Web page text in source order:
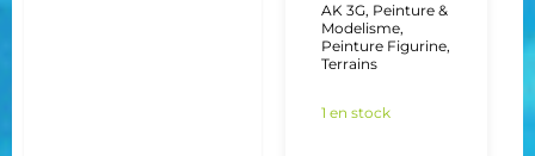
AK 3G, Peinture &
Modelisme,
Peinture Figurine,
Terrains
1 en stock